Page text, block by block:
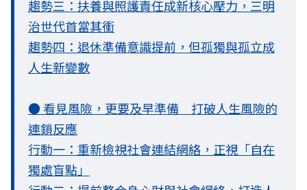
趨勢三：扶養與照護責任成新核心壓力，三明
治世代首當其衝
趨勢四：退休準備意識提前，但孤獨與孤立成
人生新變數
● 看見風險，更要及早準備 打破人生風險的
連鎖反應
行動一：重新檢視社會連結網絡，正視「自在
獨處盲點」